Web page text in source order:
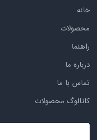
خانه
محصولات
راهنما
درباره ما
تماس با ما
کاتالوگ محصولات